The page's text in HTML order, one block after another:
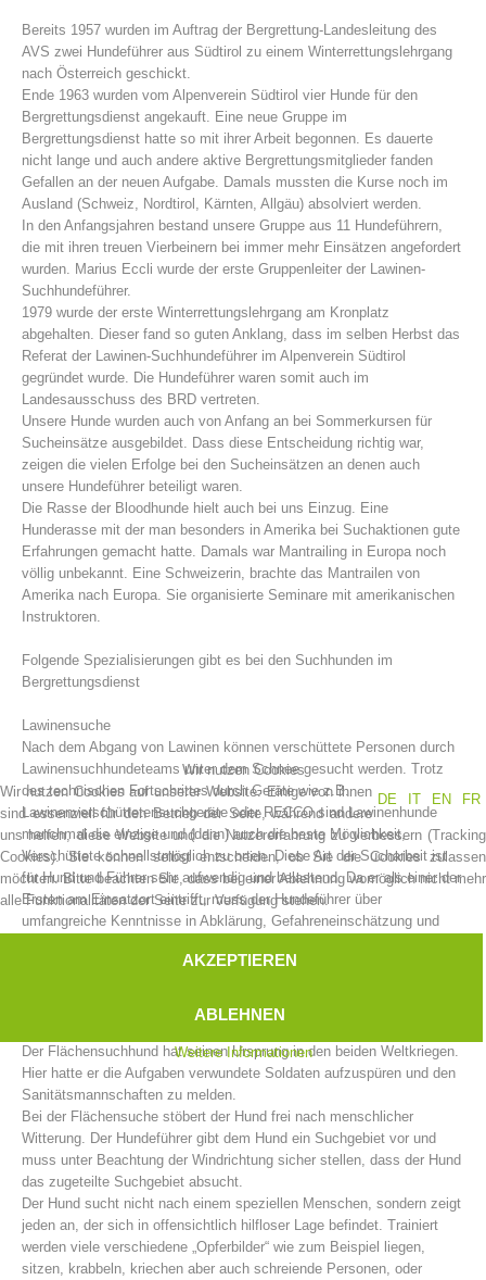
Bergrettungsstellen
Bereits 1957 wurden im Auftrag der Bergrettung-Landesleitung des
AVS zwei Hundeführer aus Südtirol zu einem Winterrettungslehrgang
nach Österreich geschickt.
Ende 1963 wurden vom Alpenverein Südtirol vier Hunde für den
Bergrettungsdienst angekauft. Eine neue Gruppe im
Bergrettungsdienst hatte so mit ihrer Arbeit begonnen. Es dauerte
nicht lange und auch andere aktive Bergrettungsmitglieder fanden
Gefallen an der neuen Aufgabe. Damals mussten die Kurse noch im
Ausland (Schweiz, Nordtirol, Kärnten, Allgäu) absolviert werden.
In den Anfangsjahren bestand unsere Gruppe aus 11 Hundeführern,
die mit ihren treuen Vierbeinern bei immer mehr Einsätzen angefordert
wurden. Marius Eccli wurde der erste Gruppenleiter der Lawinen-
Suchhundeführer.
1979 wurde der erste Winterrettungslehrgang am Kronplatz
abgehalten. Dieser fand so guten Anklang, dass im selben Herbst das
Referat der Lawinen-Suchhundeführer im Alpenverein Südtirol
gegründet wurde. Die Hundeführer waren somit auch im
Landesausschuss des BRD vertreten.
Unsere Hunde wurden auch von Anfang an bei Sommerkursen für
Sucheinsätze ausgebildet. Dass diese Entscheidung richtig war,
zeigen die vielen Erfolge bei den Sucheinsätzen an denen auch
unsere Hundeführer beteiligt waren.
Die Rasse der Bloodhunde hielt auch bei uns Einzug. Eine
Hunderasse mit der man besonders in Amerika bei Suchaktionen gute
Erfahrungen gemacht hatte. Damals war Mantrailing in Europa noch
völlig unbekannt. Eine Schweizerin, brachte das Mantrailen von
Amerika nach Europa. Sie organisierte Seminare mit amerikanischen
Instruktoren.
Folgende Spezialisierungen gibt es bei den Suchhunden im
Bergrettungsdienst
Lawinensuche
Nach dem Abgang von Lawinen können verschüttete Personen durch
Lawinensuchhundeteams unter dem Schnee gesucht werden. Trotz
des technischen Fortschrittes durch Geräte wie z.B.
Lawinenverschüttetensuchgeräte oder RECCO sind Lawinenhunde
manchmal die einzige und (dann) auch die beste Möglichkeit,
Verschüttete schnellstmöglich zu orten. Diese Art der Sucharbeit ist
für Hund und Führer sehr aufwendig und belastend. Da er als einer der
Ersten am Einsatzort eintrifft, muss der Hundeführer über
umfangreiche Kenntnisse in Abklärung, Gefahreneinschätzung und
Hunden, Sondierketten, LVS-Suchteams und anderen störenden
Der Flächensuchhund hat seinen Ursprung in den beiden Weltkriegen.
Hier hatte er die Aufgaben verwundete Soldaten aufzuspüren und den
Sanitätsmannschaften zu melden.
Bei der Flächensuche stöbert der Hund frei nach menschlicher
Witterung. Der Hundeführer gibt dem Hund ein Suchgebiet vor und
muss unter Beachtung der Windrichtung sicher stellen, dass der Hund
das zugeteilte Suchgebiet absucht.
Der Hund sucht nicht nach einem speziellen Menschen, sondern zeigt
jeden an, der sich in offensichtlich hilfloser Lage befindet. Trainiert
werden viele verschiedene „Opferbilder“ wie zum Beispiel liegen,
sitzen, krabbeln, kriechen aber auch schreiende Personen, oder
Wir nutzen Cookies
DE
IT EN FR
Wir nutzen Cookies auf unserer Website. Einige von ihnen
sind essenziell für den Betrieb der Seite, während andere
uns helfen, diese Website und die Nutzererfahrung zu verbessern (Tracking
Cookies). Sie können selbst entscheiden, ob Sie die Cookies zulassen
möchten. Bitte beachten Sie, dass bei einer Ablehnung womöglich nicht mehr
alle Funktionalitäten der Seite zur Verfügung stehen.
AKZEPTIEREN
ABLEHNEN
Weitere Informationen